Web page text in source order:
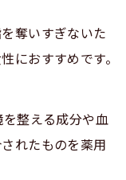
奪いすぎないた
におすすめです。
整える成分や血
れたものを薬用